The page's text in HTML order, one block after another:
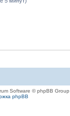
Software © phpBB Group
phpBB